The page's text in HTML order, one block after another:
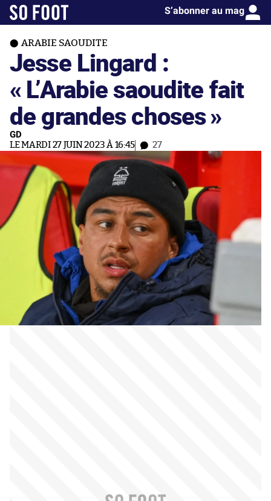
S’abonner au mag
ARABIE SAOUDITE
Jesse Lingard :
« L’Arabie saoudite fait
de grandes choses »
GD
LE MARDI 27 JUIN 2023 À 16:45 27